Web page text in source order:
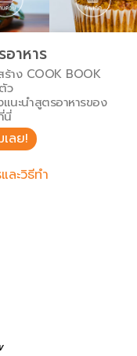
าหาร
ร้าง COOK BOOK
ว
แนะนำสูตรอาหารของ
นี่
เลย!
ละวิธีทำ